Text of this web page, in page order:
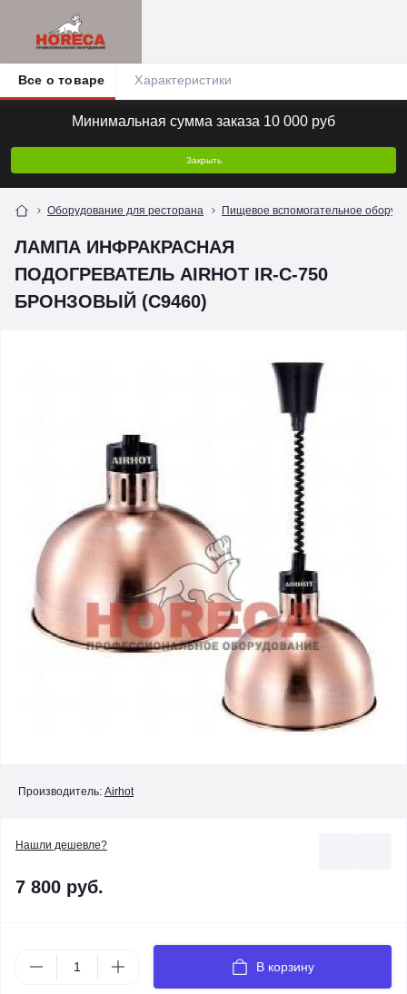
Минимальная сумма заказа 10 000 руб
Закрыть
Оборудование для ресторана Пищевое вспомогательное
ЛАМПА ИНФРАКРАСНАЯ
ПОДОГРЕВАТЕЛЬ AIRHOT IR-C-750
БРОНЗОВЫЙ (C9460)
Все о товаре Характеристики
Производитель: Airhot
Нашли дешевле?
7 800 руб.
В корзину